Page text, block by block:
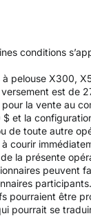
conditions
pelouse X300,
est
la vente au
la
toute autre
courir
la présente
peuvent
pourraient être
pourrait se